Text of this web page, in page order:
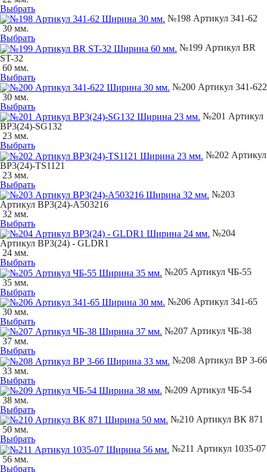
Выбрать
№198 Артикул 341-62
30 мм.
Выбрать
№199 Артикул BR
ST-32
60 мм.
Выбрать
№200 Артикул 341-622
30 мм.
Выбрать
№201 Артикул
BP3(24)-SG132
23 мм.
Выбрать
№202 Артикул
BP3(24)-TS1121
23 мм.
Выбрать
№203
Артикул BP3(24)-A503216
32 мм.
Выбрать
№204
Артикул BP3(24) - GLDR1
24 мм.
Выбрать
№205 Артикул ЧБ-55
35 мм.
Выбрать
№206 Артикул 341-65
30 мм.
Выбрать
№207 Артикул ЧБ-38
37 мм.
Выбрать
№208 Артикул ВР 3-66
33 мм.
Выбрать
№209 Артикул ЧБ-54
38 мм.
Выбрать
№210 Артикул ВК 871
50 мм.
Выбрать
№211 Артикул 1035-07
56 мм.
Выбрать